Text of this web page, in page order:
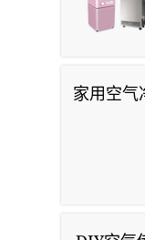
家用空气